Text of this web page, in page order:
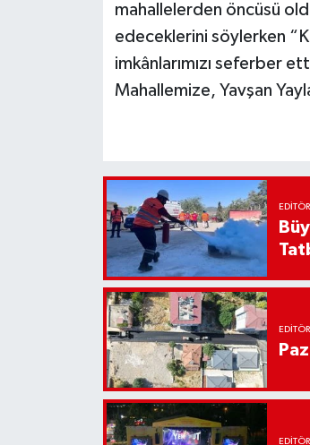
mahallelerden öncüsü
edeceklerini söylerken
imkânlarımızı seferber
Mahallemize, Yavşan